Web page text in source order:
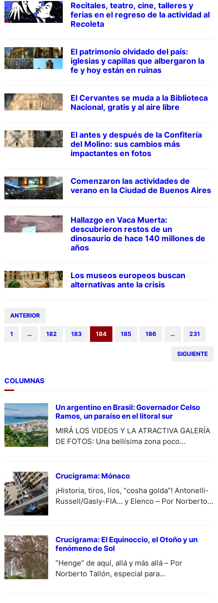
Recitales, teatro, cine, talleres y
ferias en el regreso de la actividad al
Recoleta
El patrimonio olvidado del país:
iglesias y capillas que albergaron la
fe y hoy están en ruinas
El Cervantes se muda a la Biblioteca
Nacional, gratis y al aire libre
El antes y después de la Confitería
del Molino: sus cambios más
impactantes en fotos
Comenzaron las actividades de
verano en la Ciudad de Buenos Aires
Hallazgo en Vaca Muerta:
descubrieron restos de un
dinosaurio de hace 140 millones de
años
Los museos europeos buscan
alternativas ante la crisis
ANTERIOR
1 … 182 183 184 185 186 … 231
SIGUIENTE
COLUMNAS
Un argentino en Brasil: Governador Celso
Ramos, un paraíso en el litoral sur
MIRÁ LOS VIDEOS Y LA ATRACTIVA GALERÍA
DE FOTOS: Una bellísima zona poco
Crucigrama: Mónaco
¡Historia, tiros, líos, “cosha golda”! Antonelli-
Russell/Gasly-FIA… y Elenco – Por Norberto
Crucigrama: El Equinoccio, el Otoño y un
fenómeno de Sol
“Henge” de aquí, allá y más allá – Por
Norberto Tallón, especial para